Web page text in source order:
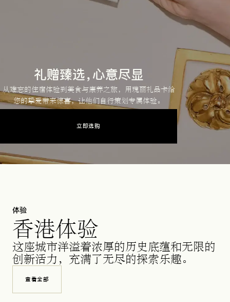
立即选购
礼赠臻选，心意尽显
从难忘的住宿体验到美食与康养之旅，用瑰丽礼品卡给
您的挚爱带来惊喜，让他们自行策划专属体验。
体验
香港体验
这座城市洋溢着浓厚的历史底蕴和无限的
创新活力，充满了无尽的探索乐趣。
查看全部